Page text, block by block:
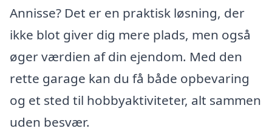
Annisse? Det er en praktisk løsning, der
ikke blot giver dig mere plads, men også
øger værdien af din ejendom. Med den
rette garage kan du få både opbevaring
og et sted til hobbyaktiviteter, alt sammen
uden besvær.